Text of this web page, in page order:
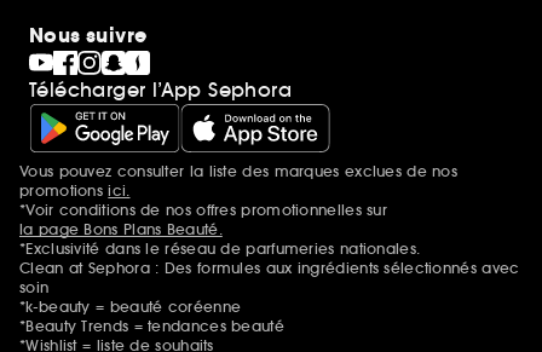
Nous suivre
Télécharger l’App Sephora
Mentions additionnelles
Vous pouvez consulter la liste des marques exclues de nos
promotionsici.
*Voir conditions de nos offres promotionnelles sur
la page Bons Plans Beauté.
*Exclusivité dans le réseau de parfumeries nationales.
Clean at Sephora : Des formules aux ingrédients sélectionnés avec
soin
*k-beauty = beauté coréenne
*Beauty Trends = tendances beauté
*Wishlist = liste de souhaits